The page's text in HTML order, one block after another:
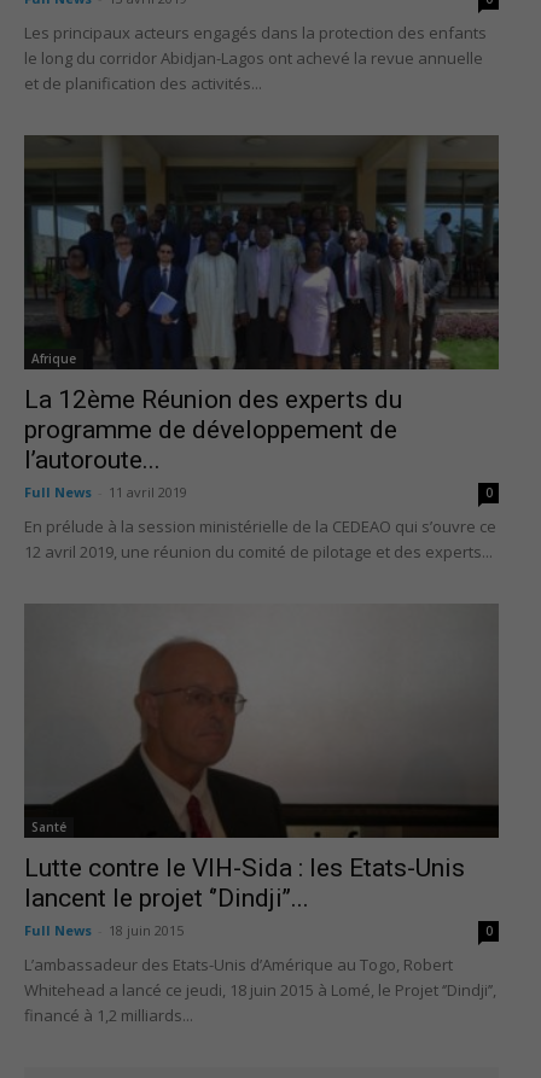
Les principaux acteurs engagés dans la protection des enfants
le long du corridor Abidjan-Lagos ont achevé la revue annuelle
et de planification des activités...
Afrique
La 12ème Réunion des experts du
programme de développement de
l’autoroute...
Full News 11 avril 2019 0
En prélude à la session ministérielle de la CEDEAO qui s’ouvre ce
12 avril 2019, une réunion du comité de pilotage et des experts...
Santé
Lutte contre le VIH-Sida : les Etats-Unis
lancent le projet ‘’Dindji’’...
Full News 18 juin 2015 0
L’ambassadeur des Etats-Unis d’Amérique au Togo, Robert
Whitehead a lancé ce jeudi, 18 juin 2015 à Lomé, le Projet ‘’Dindji’’,
financé à 1,2 milliards...